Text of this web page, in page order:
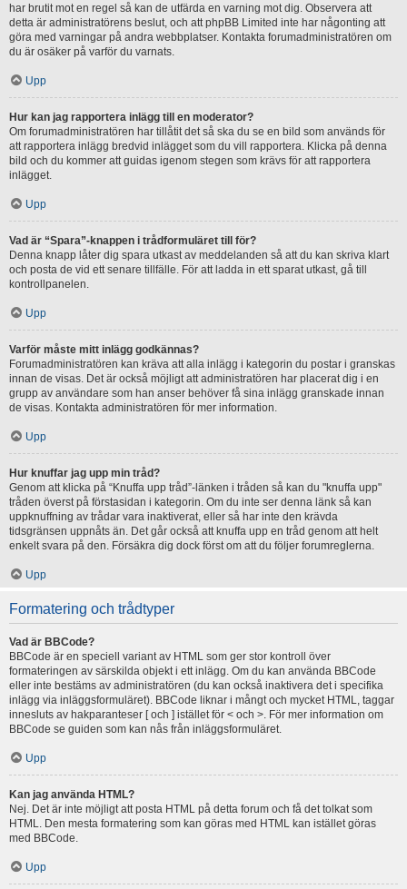
har brutit mot en regel så kan de utfärda en varning mot dig. Observera att
detta är administratörens beslut, och att phpBB Limited inte har någonting att
göra med varningar på andra webbplatser. Kontakta forumadministratören om
du är osäker på varför du varnats.
Upp
Hur kan jag rapportera inlägg till en moderator?
Om forumadministratören har tillåtit det så ska du se en bild som används för
att rapportera inlägg bredvid inlägget som du vill rapportera. Klicka på denna
bild och du kommer att guidas igenom stegen som krävs för att rapportera
inlägget.
Upp
Vad är “Spara”-knappen i trådformuläret till för?
Denna knapp låter dig spara utkast av meddelanden så att du kan skriva klart
och posta de vid ett senare tillfälle. För att ladda in ett sparat utkast, gå till
kontrollpanelen.
Upp
Varför måste mitt inlägg godkännas?
Forumadministratören kan kräva att alla inlägg i kategorin du postar i granskas
innan de visas. Det är också möjligt att administratören har placerat dig i en
grupp av användare som han anser behöver få sina inlägg granskade innan
de visas. Kontakta administratören för mer information.
Upp
Hur knuffar jag upp min tråd?
Genom att klicka på “Knuffa upp tråd”-länken i tråden så kan du "knuffa upp"
tråden överst på förstasidan i kategorin. Om du inte ser denna länk så kan
uppknuffning av trådar vara inaktiverat, eller så har inte den krävda
tidsgränsen uppnåts än. Det går också att knuffa upp en tråd genom att helt
enkelt svara på den. Försäkra dig dock först om att du följer forumreglerna.
Upp
Formatering och trådtyper
Vad är BBCode?
BBCode är en speciell variant av HTML som ger stor kontroll över
formateringen av särskilda objekt i ett inlägg. Om du kan använda BBCode
eller inte bestäms av administratören (du kan också inaktivera det i specifika
inlägg via inläggsformuläret). BBCode liknar i mångt och mycket HTML, taggar
innesluts av hakparanteser [ och ] istället för < och >. För mer information om
BBCode se guiden som kan nås från inläggsformuläret.
Upp
Kan jag använda HTML?
Nej. Det är inte möjligt att posta HTML på detta forum och få det tolkat som
HTML. Den mesta formatering som kan göras med HTML kan istället göras
med BBCode.
Upp